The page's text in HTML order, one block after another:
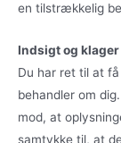
en tilstrækkelig
Indsigt og klager
Du har ret til at
behandler om
mod, at
samtykke til, at